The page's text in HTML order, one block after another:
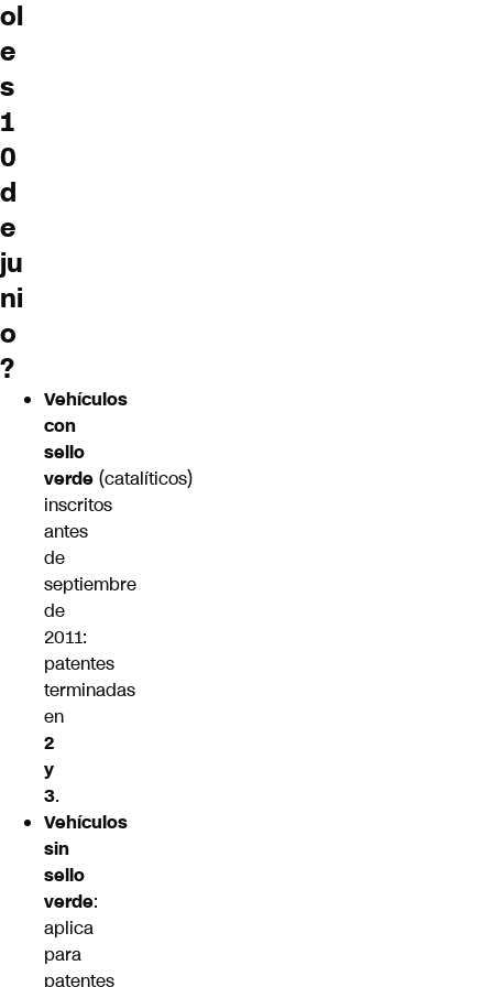
ol
e
s
1
0
d
e
ju
ni
o
?
Vehículos
con
sello
verde (catalíticos)
inscritos
antes
de
septiembre
de
2011:
patentes
terminadas
en
2
y
3.
Vehículos
sin
sello
verde:
aplica
para
patentes